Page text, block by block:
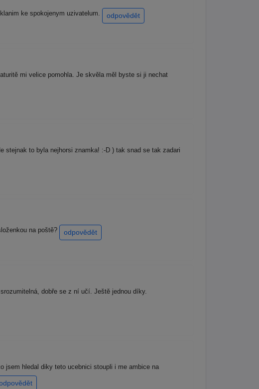
ke spokojenym uzivatelum. odpovědět
mi velice pomohla. Je skvěla měl byste si ji nechat
stejnak to byla nejhorsi znamka! :-D ) tak snad se tak zadari
na poště? odpovědět
dobře se z ní učí. Ještě jednou díky.
jsem hledal diky teto ucebnici stoupli i me ambice na